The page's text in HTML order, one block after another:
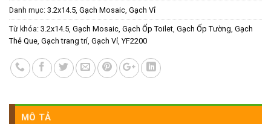
Danh mục: 3.2x14.5, Gạch Mosaic, Gạch Vỉ
Từ khóa: 3.2x14.5, Gạch Mosaic, Gạch Ốp Toilet, Gạch Ốp Tường, Gạch
Thẻ Que, Gạch trang trí, Gạch Vỉ, YF2200
MÔ TẢ